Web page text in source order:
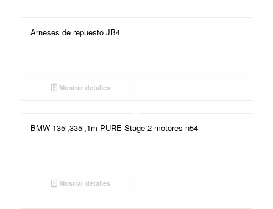
Arneses de repuesto JB4
Mostrar detalles
BMW 135i,335i,1m PURE Stage 2 motores n54
Mostrar detalles